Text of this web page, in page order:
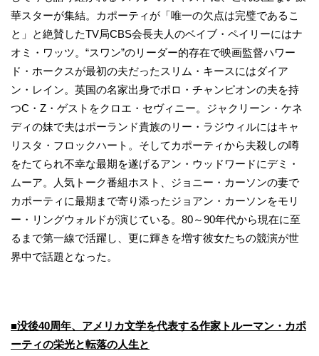
華スターが集結。カポーティが「唯一の欠点は完璧であるこ
と」と絶賛したTV局CBS会長夫人のベイブ・ペイリーにはナ
オミ・ワッツ。“スワン”のリーダー的存在で映画監督ハワー
ド・ホークスが最初の夫だったスリム・キースにはダイア
ン・レイン。英国の名家出身でポロ・チャンピオンの夫を持
つC・Z・ゲストをクロエ・セヴィニー。ジャクリーン・ケネ
ディの妹で夫はポーランド貴族のリー・ラジウィルにはキャ
リスタ・フロックハート。そしてカポーティから夫殺しの噂
をたてられ不幸な最期を遂げるアン・ウッドワードにデミ・
ムーア。人気トーク番組ホスト、ジョニー・カーソンの妻で
カポーティに最期まで寄り添ったジョアン・カーソンをモリ
ー・リングウォルドが演じている。80～90年代から現在に至
るまで第一線で活躍し、更に輝きを増す彼女たちの競演が世
界中で話題となった。
■没後40周年、アメリカ文学を代表する作家トルーマン・カポ
ーティの栄光と転落の人生と